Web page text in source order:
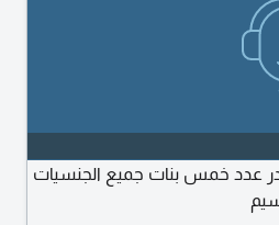
عدد خمس بنات جميع الجنسيات